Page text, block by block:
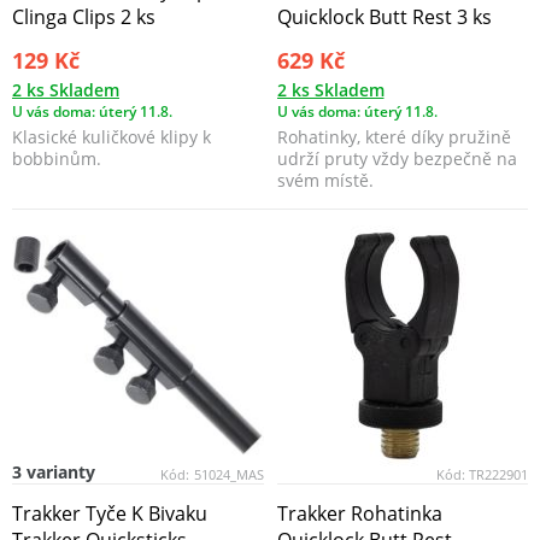
Clinga Clips 2 ks
129 Kč
2 ks Skladem
U vás doma: úterý 11.8.
Klasické kuličkové klipy k
bobbinům.
Quicklock Butt Rest 3 ks
629 Kč
2 ks Skladem
U vás doma: úterý 11.8.
Rohatinky, které díky pružině
udrží pruty vždy bezpečně na
svém místě.
Kód: 51024_MAS
3 varianty
Trakker Tyče K Bivaku
Kód: TR222901
Trakker Rohatinka